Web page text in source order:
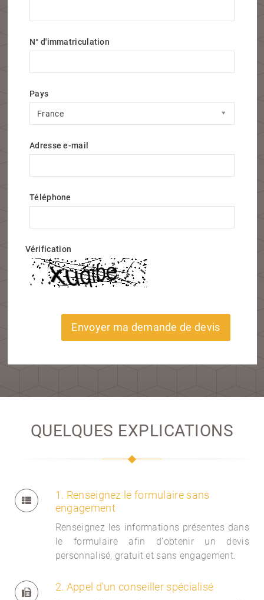
N° d'immatriculation
Pays
France
Pays
Adresse e-mail
Téléphone
Vérification
Envoyer ma demande de devis
QUELQUES EXPLICATIONS
1. Renseignez le formulaire sans
engagement
Renseignez les informations présentes dans
le formulaire afin d'obtenir un devis
personnalisé, gratuit et sans engagement.
2. Appel d'un conseiller spécialisé